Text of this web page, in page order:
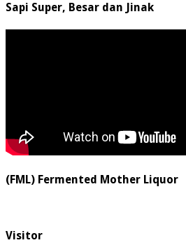
Sapi Super, Besar dan Jinak
(FML) Fermented Mother Liquor
Visitor